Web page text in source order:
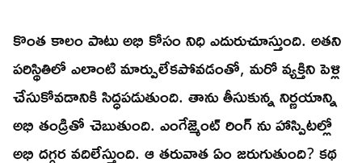
కొంత కాలం పాటు అభి కోసం నిధి ఎదురుచూస్తుంది. అతని
పరిస్థితిలో ఎలాంటి మార్పులేకపోవడంతో, మరో వ్యక్తిని పెళ్లి
చేసుకోవడానికి సిద్ధపడుతుంది. తాను తీసుకున్న నిర్ణయాన్ని
అభి తండ్రితో చెబుతుంది. ఎంగేజ్మెంట్ రింగ్ ను హాస్పిటల్లో
అభి దగ్గర వదిలేస్తుంది. ఆ తరువాత ఏం జరుగుతుంది? కథ